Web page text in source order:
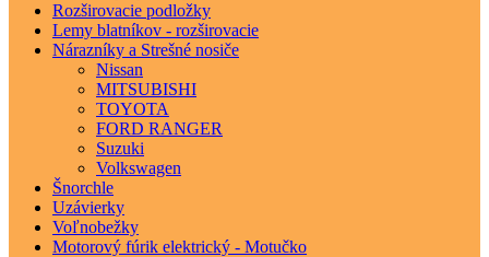
Rozširovacie podložky
Lemy blatníkov - rozširovacie
Nárazníky a Strešné nosiče
Nissan
MITSUBISHI
TOYOTA
FORD RANGER
Suzuki
Volkswagen
Šnorchle
Uzávierky
Voľnobežky
Motorový fúrik elektrický - Motučko